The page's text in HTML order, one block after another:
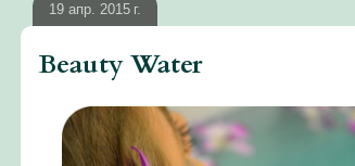
19 апр. 2015 г.
Beauty Water